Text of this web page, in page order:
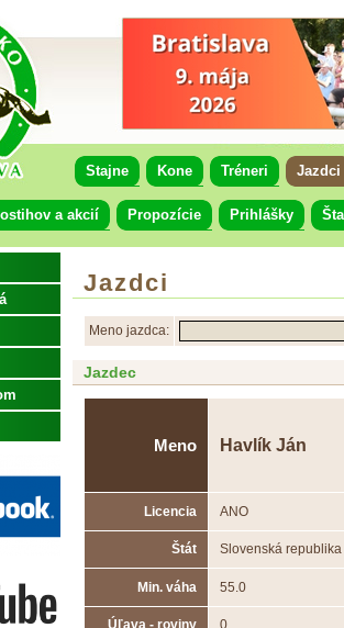
Stajne Kone Tréneri Jazdci
a akcií Propozície Prihlášky
Jazdci
Meno jazdca:
Jazdec
Meno Havlík Ján
Licencia ANO
Štát Slovenská republika
Min. váha 55.0